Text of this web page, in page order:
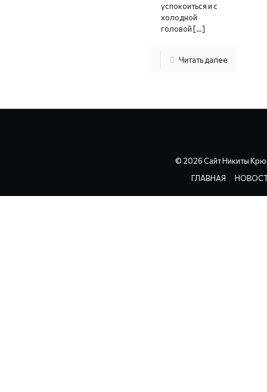
успокоиться и с
холодной
головой[…]
Читать далее
© 2026 Сайт Никиты
ГЛАВНАЯ